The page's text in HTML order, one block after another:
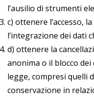
l’ausilio di strumenti
c) ottenere l’accesso,
l’integrazione dei dati
d) ottenere la
anonima o il blocco
legge, compresi quelli
conservazione in